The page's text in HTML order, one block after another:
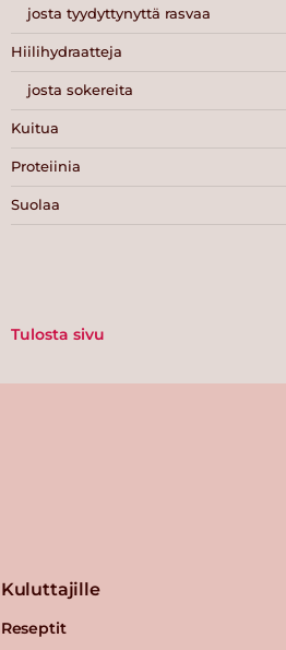
josta tyydyttynyttä rasvaa
Hiilihydraatteja
josta sokereita
Kuitua
Proteiinia
Suolaa
Tulosta sivu
Kuluttajille
Reseptit